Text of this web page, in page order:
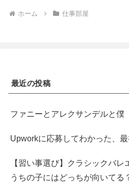
ホーム 仕事部屋
最近の投稿
ファニーとアレクサンデルと僕
Upworkに応募してわかった、
【習い事選び】クラシックバレ
うちの子にはどっちが向いてる